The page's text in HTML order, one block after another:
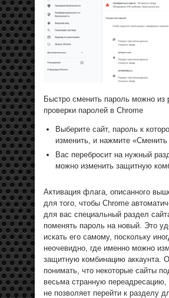
Быстро сменить пароль можно из
проверки паролей в Chrome
Выберите сайт, пароль к
изменить, и нажмите «Сменить
Вас перебросит на нужный
можно изменить защитную
Активация флага, описанного
для того, чтобы Chrome
для вас специальный раздел
поменять пароль на новый. Это
искать его самому, поскольку
неочевидно, где именно можно
защитную комбинацию аккаунта.
понимать, что некоторые сайты
весьма странную переадресацию,
не позволяет перейти к разделу